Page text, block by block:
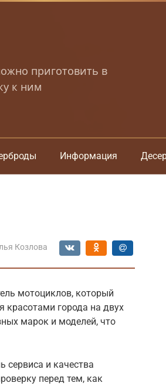
приготовить в
к ним
Информация
Козлова
мотоциклов, который
красотами города на двух
марок и моделей, что
сервиса и качества
перед тем, как